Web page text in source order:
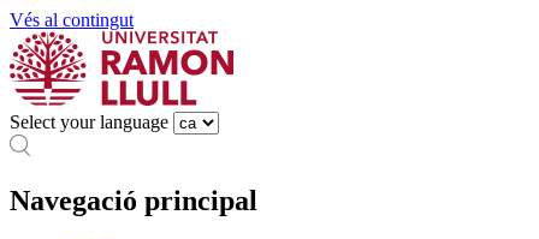
Vés al contingut
Select your language
Navegació principal